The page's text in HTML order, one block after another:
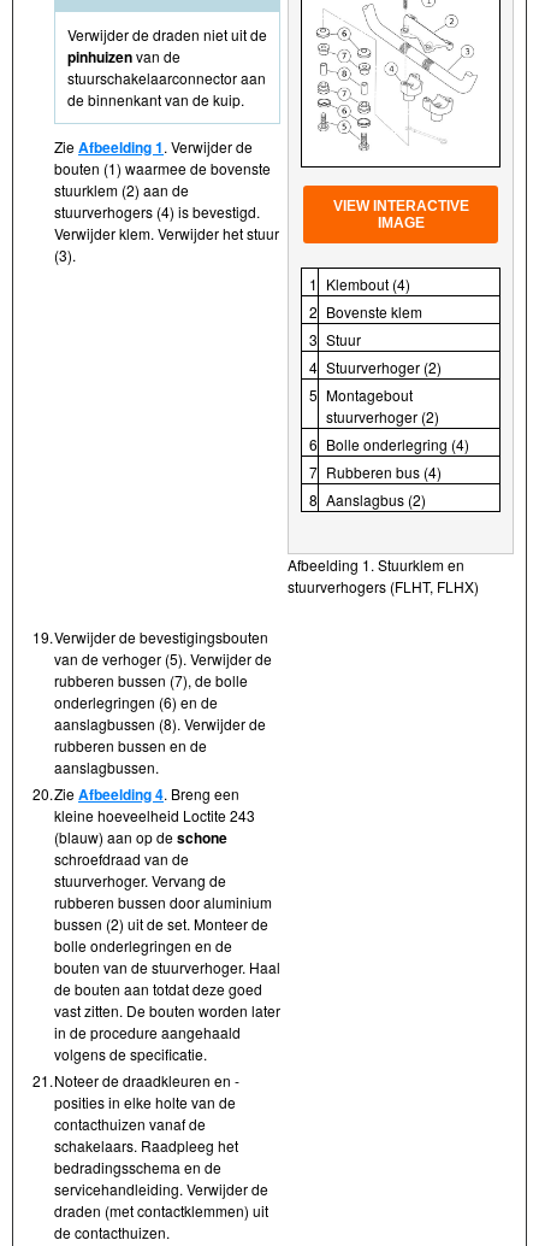
Verwijder de draden niet uit de
pinhuizenvan de
stuurschakelaarconnector aan
de binnenkant van de kuip.
ZieAfbeelding 1. Verwijder de
bouten (1) waarmee de bovenste
stuurklem (2) aan de
stuurverhogers (4) is bevestigd.
Verwijder klem. Verwijder het stuur
(3).
VIEW INTERACTIVE
IMAGE
1 Klembout (4)
2 Bovenste klem
3 Stuur
4 Stuurverhoger (2)
5 Montagebout
stuurverhoger (2)
6 Bolle onderlegring (4)
7 Rubberen bus (4)
8 Aanslagbus (2)
Afbeelding 1. Stuurklem en
stuurverhogers (FLHT, FLHX)
19.Verwijder de bevestigingsbouten
van de verhoger (5). Verwijder de
rubberen bussen (7), de bolle
onderlegringen (6) en de
aanslagbussen (8). Verwijder de
rubberen bussen en de
aanslagbussen.
20.ZieAfbeelding 4. Breng een
kleine hoeveelheid Loctite 243
(blauw) aan op deschone
schroefdraad van de
stuurverhoger. Vervang de
rubberen bussen door aluminium
bussen (2) uit de set. Monteer de
bolle onderlegringen en de
bouten van de stuurverhoger. Haal
de bouten aan totdat deze goed
vast zitten. De bouten worden later
in de procedure aangehaald
volgens de specificatie.
21.Noteer de draadkleuren en -
posities in elke holte van de
contacthuizen vanaf de
schakelaars. Raadpleeg het
bedradingsschema en de
servicehandleiding. Verwijder de
draden (met contactklemmen) uit
de contacthuizen.